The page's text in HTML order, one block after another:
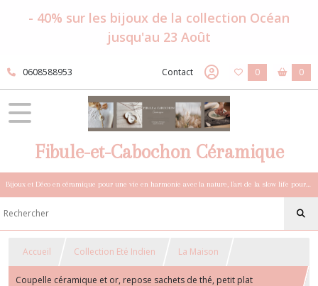
- 40% sur les bijoux de la collection Océan
jusqu'au 23 Août
0608588953 Contact 0 0
Fibule-et-Cabochon Céramique
Bijoux et Déco en céramique pour une vie en harmonie avec la nature, l'art de la slow life pour esprits sensibles et bohèmes.
Accueil Collection Eté Indien La Maison
Coupelle céramique et or, repose sachets de thé, petit plat